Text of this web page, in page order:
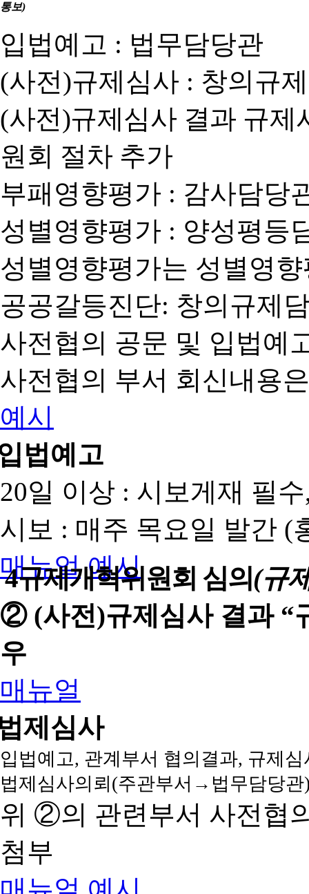
통보)
입법예고 : 법무담당관
(사전)규제심사 : 창의규
(사전)규제심사 결과 규
원회 절차 추가
부패영향평가 : 감사담당
성별영향평가 : 양성평등
성별영향평가는 성별영
공공갈등진단: 창의규제
사전협의 공문 및 입법예
사전협의 부서 회신내용
예시
법예고
20일 이상 : 시보게재 필
시보 : 매주 목요일 발간 (
매뉴얼 예시
4규제개혁위원회 심의(규
② (사전)규제심사 결과 “
우
매뉴얼
제심사
입법예고, 관계부서 협의결과, 규제
법제심사의뢰(주관부서→법무담당
위 ②의 관련부서 사전협
첨부